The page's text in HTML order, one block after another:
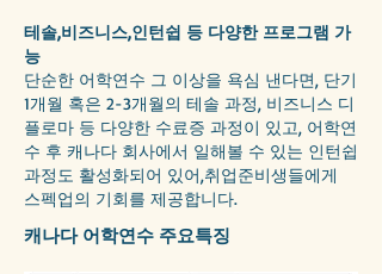
테솔,비즈니스,인턴쉽 등 다양한 프로그램 가
능
단순한 어학연수 그 이상을 욕심 낸다면, 단기
1개월 혹은 2-3개월의 테솔 과정, 비즈니스 디
플로마 등 다양한 수료증 과정이 있고, 어학연
수 후 캐나다 회사에서 일해볼 수 있는 인턴쉽
과정도 활성화되어 있어,취업준비생들에게
스펙업의 기회를 제공합니다.
캐나다 어학연수 주요특징